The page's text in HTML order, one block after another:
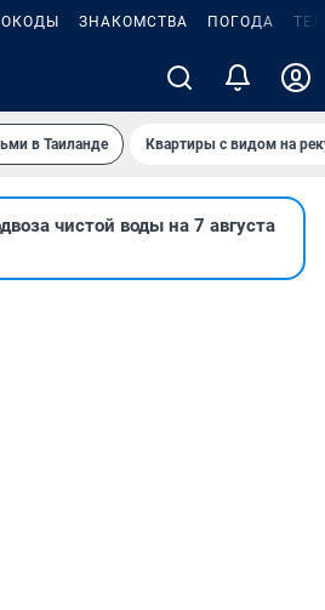
ЗНАКОМСТВА ПОГОДА
в Таиланде Квартиры с видом на
чистой воды на 7 августа